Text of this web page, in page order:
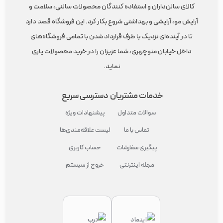
ماشین‌های اصلاح برند رمینگتون در مدل‌های فویلی، چرخشی و
هیبریدی طراحی و تولید شده‌اند تا افراد بتوانند براساس نیاز خود بهترین
گزینه را انتخاب کنند.
مدل‌های فویلی برای کسانی‌ مناسب است که دقت بالا در اصلاح
به‌خصوص در نواحی مانند خط ریش برای آن‌ها اهمیت دارد.
کالای سالن‌داران و استفاده کنندگان محصولات سالنی، سلامت و
آرایش مو، آرایشی و بهداشتی شروع بکار کرد. این فروشگاه قصد دارد
تا در آینده‌ای نزدیک با طرف قرارداد شدن با تمامی فروشگاه‌های
داخل خیابان منوچهری، شما عزیزان را در خرید محصولات یاری
نماید.
خدمات مشتریان
سوالات متداول
تماس با ما
پیگیری سفارشات
مجله اینترنتی
دسترسی سریع
پیشنهادات ویژه
لیست علاقه‌مندی‌ها
حساب کاربری
خروج از سیستم